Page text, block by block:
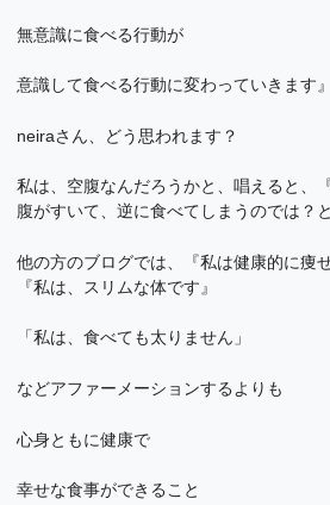
無意識に食べる行動が
意識して食べる行動に変わっていきます』
neiraさん、どう思われます？
私は、空腹なんだろうかと、唱えると、
腹がすいて、逆に食べてしまうのでは？
他の方のブログでは、『私は健康的に痩せ
『私は、スリムな体です』
「私は、食べても太りません」
などアファーメーションするよりも
心身ともに健康で
幸せな食事ができること